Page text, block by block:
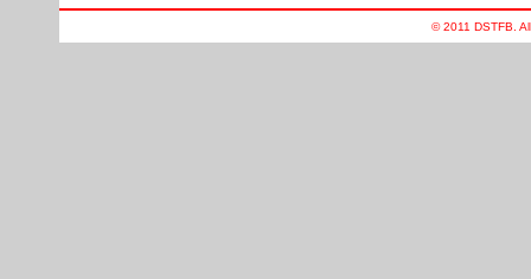
© 2011 DSTFB.